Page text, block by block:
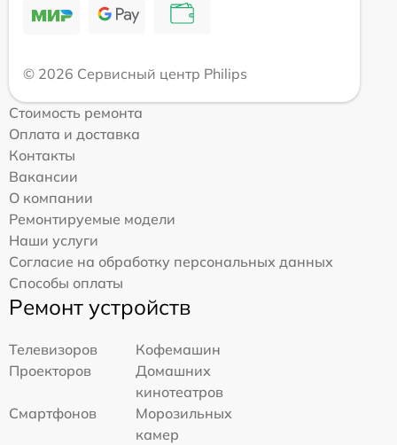
© 2026 Сервисный центр Philips
Стоимость ремонта
Оплата и доставка
Контакты
Вакансии
О компании
Ремонтируемые модели
Наши услуги
Согласие на обработку персональных данных
Способы оплаты
Ремонт устройств
Телевизоров
Кофемашин
Проекторов
Домашних
кинотеатров
Смартфонов
Морозильных
камер